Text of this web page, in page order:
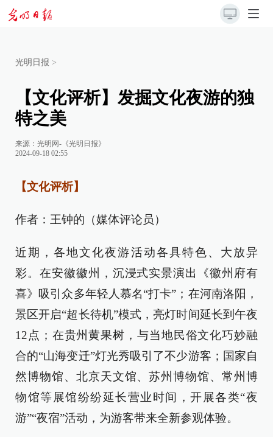
光明日报 >
【文化评析】发掘文化夜游的独
特之美
来源： 光明网-《光明日报》
2024-09-18 02:55
【文化评析】
作者：王钟的（媒体评论员）
近期，各地文化夜游活动各具特色、大放异
彩。在安徽徽州，沉浸式实景演出《徽州府有
喜》吸引众多年轻人慕名“打卡”；在河南洛阳，
景区开启“超长待机”模式，亮灯时间延长到午夜
12点；在贵州黄果树，与当地民俗文化巧妙融
合的“山海变迁”灯光秀吸引了不少游客；国家自
然博物馆、北京天文馆、苏州博物馆、常州博
物馆等展馆纷纷延长营业时间，开展各类“夜
游”“夜宿”活动，为游客带来全新参观体验。